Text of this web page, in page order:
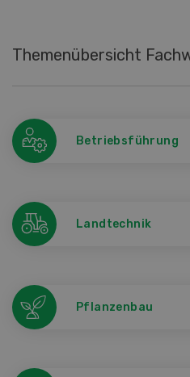
Themenübersicht
Betriebsführung
Landtechnik
Pflanzenbau